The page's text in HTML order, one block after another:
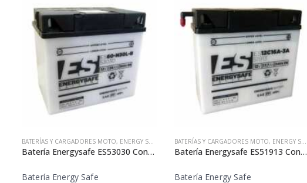
BATERÍAS Y CARGADORES MOTO, ENERGY SAFE
Batería Energysafe ES53030 Convencional
Batería Energy Safe
BATERÍAS Y CARGADORES MOTO, ENERGY SAFE
Batería Energysafe ES51913 Convencional
Batería Energy Safe